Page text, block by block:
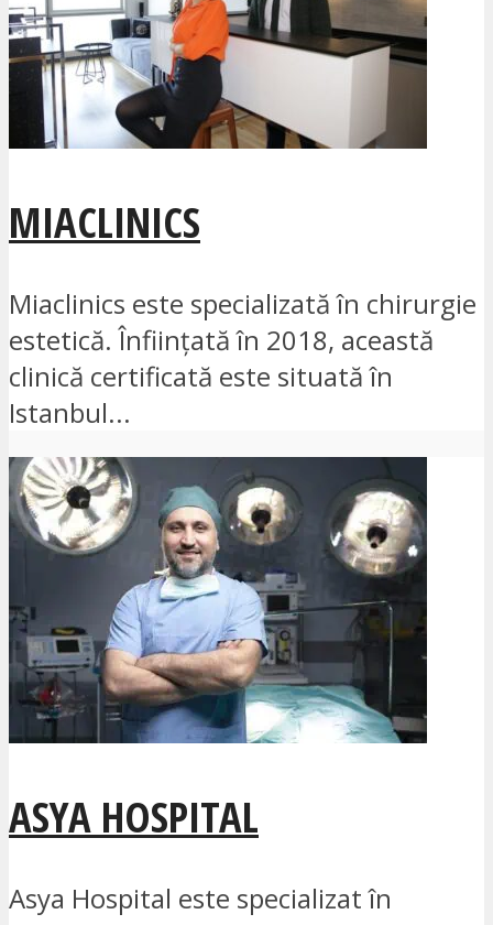
MIACLINICS
Miaclinics este specializată în chirurgie
estetică. Înființată în 2018, această
clinică certificată este situată în
Istanbul...
ASYA HOSPITAL
Asya Hospital este specializat în